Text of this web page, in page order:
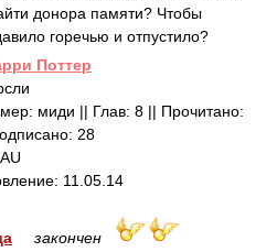
донора памяти? Чтобы
горечью и отпустило?
Поттер
миди || Глав: 8 || Прочитано:
28
11.05.14
закончен